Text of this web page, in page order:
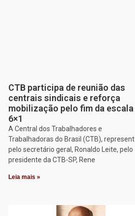
CTB participa de reunião das
centrais sindicais e reforça
mobilização pelo fim da escala
6×1
A Central dos Trabalhadores e
Trabalhadoras do Brasil (CTB),
pelo secretário geral, Ronaldo Leite, pelo
presidente da CTB-SP, Rene
Leia mais »